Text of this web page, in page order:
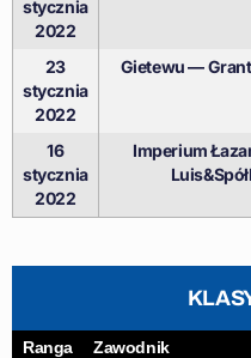
stycznia
2022
23
stycznia
2022
Gietewu —
16
stycznia
2022
Imperium
Ranga Zawodnik